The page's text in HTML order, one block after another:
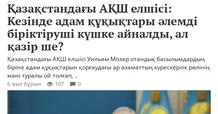
Қазақстандағы АҚШ елшісі:
Кезінде адам құқықтары әлемді
біріктіруші күшке айналды, ал
қазір ше?
Қазақстандағы АҚШ елшісі Уильям Мозер отандық басылымдардың
біріне адам құқықтарын қорғаудағы әр азаматтың күрескерлік рөлінің
мәні туралы ой толғап, ..
6 жыл бұрын 107 0